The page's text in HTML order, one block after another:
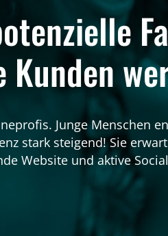
Kunden
Junge Menschen
stark steigend! Sie
Website und aktive